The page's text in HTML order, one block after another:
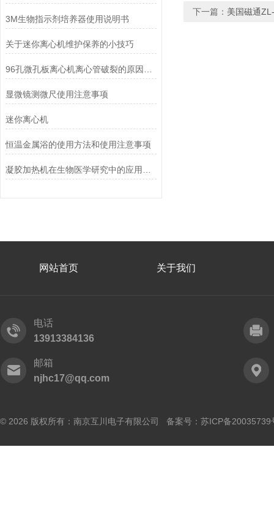
3M生物指示剂培养器使用说明书
关于迷你离心机维护保养的小技巧
显微镜测微尺使用注意事项
迷你离心机
恒温金属浴的使用方法和使用注意事项
下一篇： 美国磁通
网站首页 关于我们
电话
13913384136
邮箱
njhc17@qq.com
© 2026 版权所有：南京互川电子有限公司 备案号： 苏ICP备20035739